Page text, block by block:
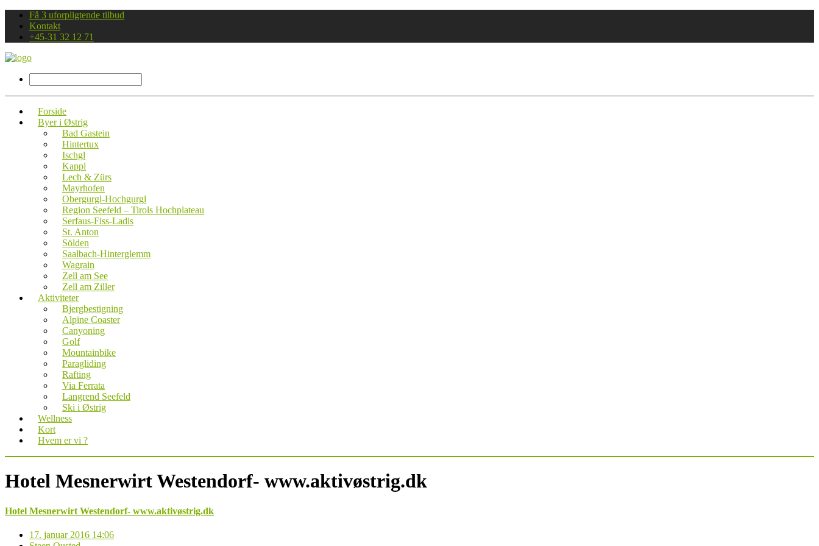
Få 3 uforpligtende tilbud
Kontakt
+45-31 32 12 71
Forside
Byer i Østrig
Bad Gastein
Hintertux
Ischgl
Kappl
Lech & Zürs
Mayrhofen
Obergurgl-Hochgurgl
Region Seefeld – Tirols Hochplateau
Serfaus-Fiss-Ladis
St. Anton
Sölden
Saalbach-Hinterglemm
Wagrain
Zell am See
Zell am Ziller
Aktiviteter
Bjergbestigning
Alpine Coaster
Canyoning
Golf
Mountainbike
Paragliding
Rafting
Via Ferrata
Langrend Seefeld
Ski i Østrig
Wellness
Kort
Hvem er vi ?
Hotel Mesnerwirt Westendorf- www.aktivøstrig.dk
Hotel Mesnerwirt Westendorf- www.aktivøstrig.dk
17. januar 2016 14:06